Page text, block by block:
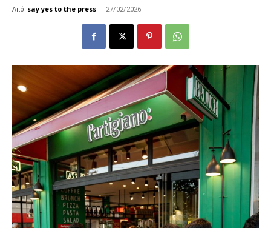
Από say yes to the press - 27/02/2026